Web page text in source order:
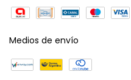
Medios de envío